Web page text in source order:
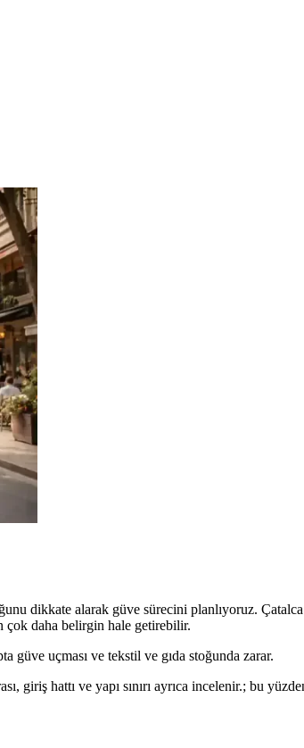
dikkate alarak güve sürecini planlıyoruz.
çok daha belirgin hale getirebilir.
güve uçması ve tekstil ve gıda stoğunda zarar.
giriş hattı ve yapı sınırı ayrıca incelenir.; bu